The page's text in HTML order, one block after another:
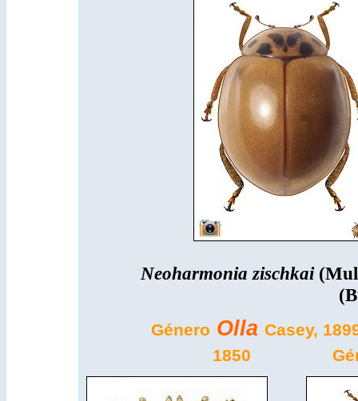
Neoharmonia zischkai
Género Olla Casey,
1850